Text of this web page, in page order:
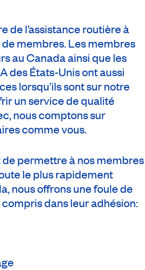
de l’assistance routière à
de membres. Les membres
au Canada ainsi que les
des États-Unis ont aussi
lorsqu’ils sont sur notre
un service de qualité
nous comptons sur
comme vous.
permettre à nos membres
le plus rapidement
nous offrons une foule de
dans leur adhésion: